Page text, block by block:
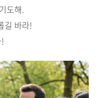
도해.
길 바라!